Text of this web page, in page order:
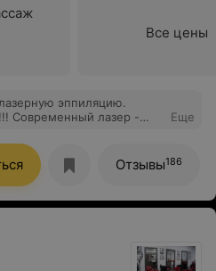
Все цены
эппиляцию.
Современный лазер -
Вам за работу!!!!!
Еще
Отзывы186